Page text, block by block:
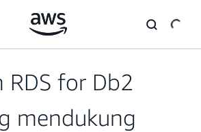
RDS for Db2
mendukung